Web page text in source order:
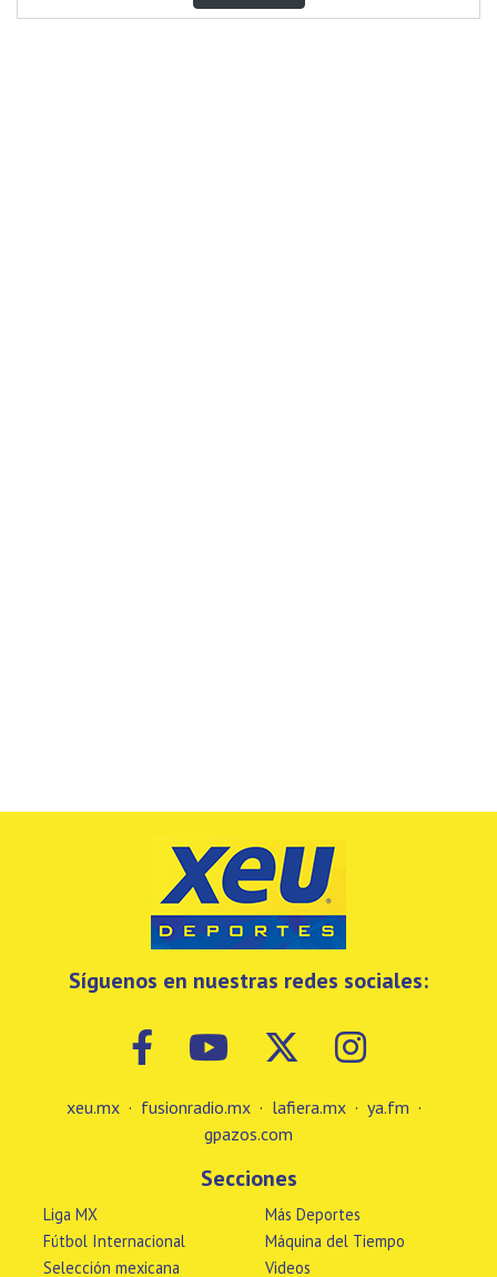
Síguenos en nuestras redes sociales:
xeu.mx · fusionradio.mx · lafiera.mx · ya.fm ·
gpazos.com
Secciones
Liga MX
Fútbol Internacional
Selección mexicana
Más Deportes
Máquina del Tiempo
Videos